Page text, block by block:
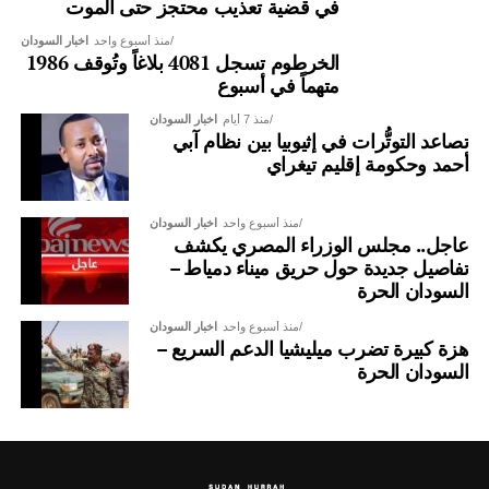
سفير السودان في تركيا في لقاء بحثي بمنصة دراسات الأمن
والسلام
كما استقبلت منصة دراسات الأمن والسلام (PSSP) في مقرها
بالعاصمة التركية أنقرة، سعادة السفير نادر يوسف الطيب، سفير
تناولت عددًا من القضايا المتعلقة بالعلاقات السودانية التركية،
في قضية تعذيب محتجز حتى الموت
اخبار السودان منذ أسبوع واحد
الخرطوم تسجل 4081 بلاغاً وتُوقف 1986
متهماً في أسبوع
اخبار السودان منذ 7 أيام
تصاعد التوتُّرات في إثيوبيا بين نظام آبي
أحمد وحكومة إقليم تيغراي
اخبار السودان منذ أسبوع واحد
عاجل.. مجلس الوزراء المصري يكشف
تفاصيل جديدة حول حريق ميناء دمياط –
السودان الحرة
اخبار السودان منذ أسبوع واحد
هزة كبيرة تضرب ميليشيا الدعم السريع –
السودان الحرة